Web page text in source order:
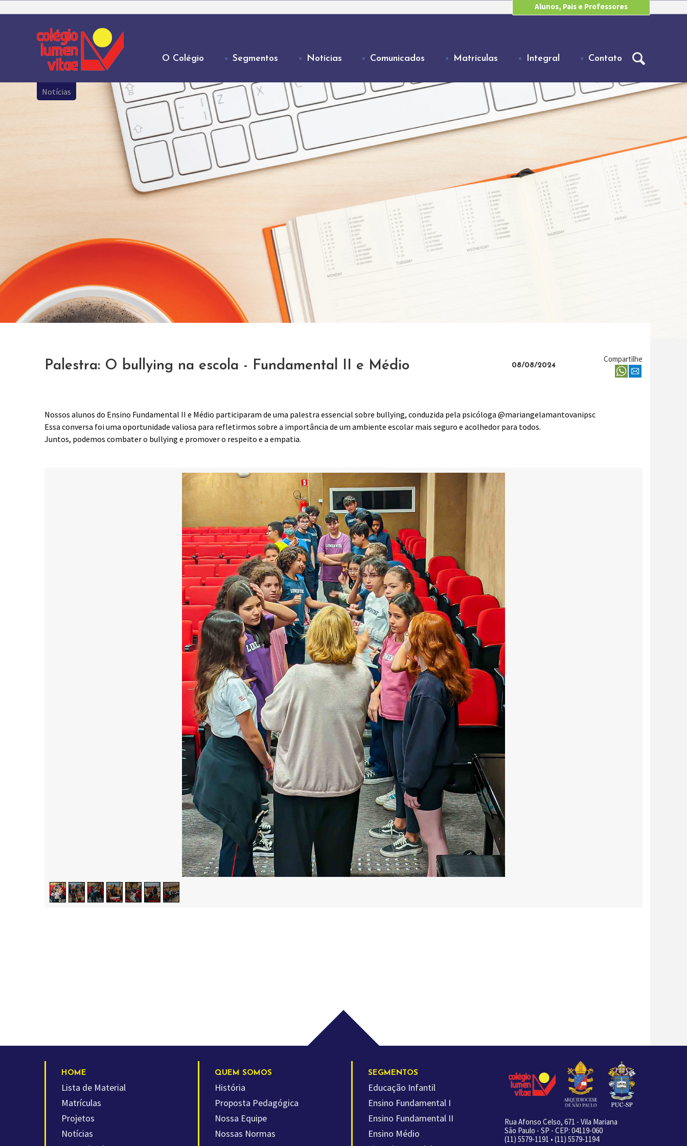
Alunos, Pais e Professores
O Colégio Segmentos Notícias Comunicados Matrículas Integral Contato
Notícias
Palestra: O bullying na escola - Fundamental II e Médio 08/08/2024
Compartilhe
Nossos alunos do Ensino Fundamental II e Médio participaram de uma palestra essencial sobre bullying, conduzida pela psicóloga @mariangelamantovanipsc
Essa conversa foi uma oportunidade valiosa para refletirmos sobre a importância de um ambiente escolar mais seguro e acolhedor para todos.
Juntos, podemos combater o bullying e promover o respeito e a empatia.
HOME
Lista de Material
Matrículas
Projetos
Notícias
QUEM SOMOS
História
Proposta Pedagógica
Nossa Equipe
Nossas Normas
SEGMENTOS
Educação Infantil
Ensino Fundamental I
Ensino Fundamental II
Ensino Médio
Rua Afonso Celso, 671 - Vila Mariana
São Paulo - SP - CEP: 04119-060
(11) 5579-1191 • (11) 5579-1194